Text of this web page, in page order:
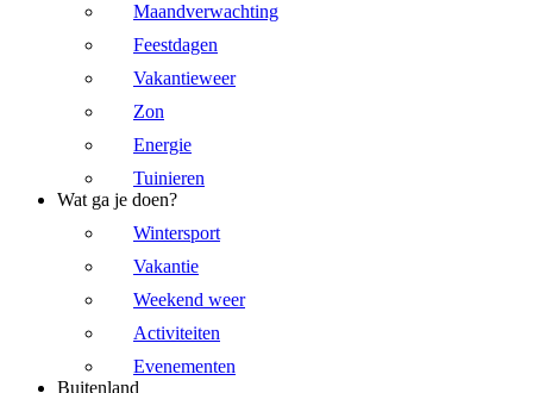
Maandverwachting
Feestdagen
Vakantieweer
Zon
Energie
Tuinieren
Wat ga je doen?
Wintersport
Vakantie
Weekend weer
Activiteiten
Evenementen
Buitenland